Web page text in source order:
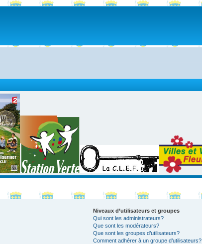
Niveaux d’utilisateurs et groupes
Qui sont les administrateurs?
Que sont les modérateurs?
Que sont les groupes d’utilisateurs?
Comment adhérer à un groupe d’utilisateurs?